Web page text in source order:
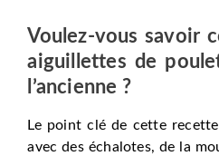
Voulez-vous savoir
aiguillettes de
l’ancienne ?
Le point clé de cette
avec des échalotes, de la